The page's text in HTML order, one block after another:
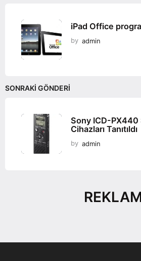
iPad Office
by admin
SONRAKI GÖNDERI
Sony ICD-PX440
Cihazları Tanıtıldı
by admin